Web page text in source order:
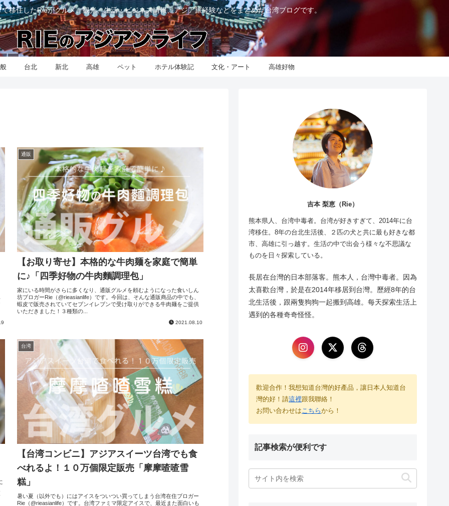
移住したRieがグルメ、観光、生活・ビジネス情報、アジア旅経験などをまとめた台湾ブログです。
台北 新北 高雄 ペット ホテル体験記 文化・アート 高雄好物
通販
【お取り寄せ】本格的な牛肉麺を家庭で簡単
に♪「四季好物の牛肉麵調理包」
家にいる時間がさらに多くなり、通販グルメを頼むようになった食いしん
坊ブロガーRie（@rieasianlife）です。今回は、そんな通販商品の中でも、
蝦皮で販売されていてセブンイレブンで受け取りができる牛肉麺をご提供
いただきました！３種類の...
2021.08.10
台湾
【台湾コンビニ】アジアスイーツ台湾でも食
べれるよ！１０万個限定販売「摩摩喳喳雪
糕」
暑い夏（以外でも）にはアイスをついつい買ってしまう台湾在住ブロガー
Rie（@rieasianlife）です。台湾ファミマ限定アイスで、最近また面白いも
吉本 梨恵（Rie）
熊本県人、台湾中毒者。台湾が好きすぎて、2014年に台
湾移住。8年の台北生活後、２匹の犬と共に最も好きな都
市、高雄に引っ越す。生活の中で出会う様々な不思議な
ものを日々探索している。
長居在台灣的日本部落客。熊本人，台灣中毒者。因為
太喜歡台灣，於是在2014年移居到台灣。歷經8年的台
北生活後，跟兩隻狗狗一起搬到高雄。每天探索生活上
遇到的各種奇奇怪怪。
歡迎合作！我想知道台灣的好產品，讓日本人知道台
灣的好！請這裡跟我聯絡！
お問い合わせは こちらから！
記事検索が便利です